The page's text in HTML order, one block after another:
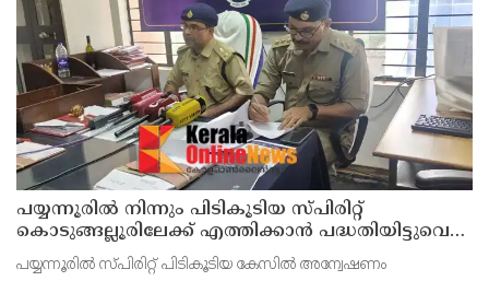
സംഘാടകർ കണ്ണൂർ പ്രസ് ക്ളബ്ബിൽ വാർത്താ സമ
പയ്യന്നൂരിൽ നിന്നും പിടികൂടിയ സ്പിരിറ്റ്
കൊടുങ്ങല്ലൂരിലേക്ക് എത്തിക്കാൻ പദ്ധതിയിട്ടുവെന്ന്
എക്സൈസ് ഡെപ്യൂട്ടി കമ്മിഷണർ
പയ്യന്നൂരിൽ സ്പിരിറ്റ് പിടികൂടിയ കേസിൽ അന്വേഷണം